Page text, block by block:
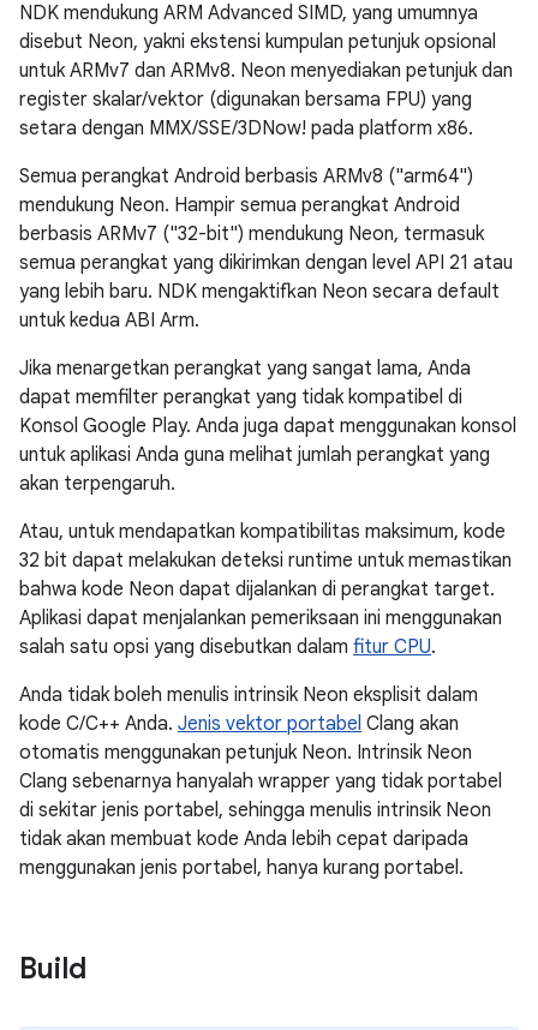
NDK mendukung ARM Advanced SIMD, yang umumnya
disebut Neon, yakni ekstensi kumpulan petunjuk opsional
untuk ARMv7 dan ARMv8. Neon menyediakan petunjuk dan
register skalar/vektor (digunakan bersama FPU) yang
setara dengan MMX/SSE/3DNow! pada platform x86.
Semua perangkat Android berbasis ARMv8 ("arm64")
mendukung Neon. Hampir semua perangkat Android
berbasis ARMv7 ("32-bit") mendukung Neon, termasuk
semua perangkat yang dikirimkan dengan level API 21 atau
yang lebih baru. NDK mengaktifkan Neon secara default
untuk kedua ABI Arm.
Jika menargetkan perangkat yang sangat lama, Anda
dapat memfilter perangkat yang tidak kompatibel di
Konsol Google Play. Anda juga dapat menggunakan konsol
untuk aplikasi Anda guna melihat jumlah perangkat yang
akan terpengaruh.
Atau, untuk mendapatkan kompatibilitas maksimum, kode
32 bit dapat melakukan deteksi runtime untuk memastikan
bahwa kode Neon dapat dijalankan di perangkat target.
Aplikasi dapat menjalankan pemeriksaan ini menggunakan
salah satu opsi yang disebutkan dalam fitur CPU.
Anda tidak boleh menulis intrinsik Neon eksplisit dalam
kode C/C++ Anda. Jenis vektor portabel Clang akan
otomatis menggunakan petunjuk Neon. Intrinsik Neon
Clang sebenarnya hanyalah wrapper yang tidak portabel
di sekitar jenis portabel, sehingga menulis intrinsik Neon
tidak akan membuat kode Anda lebih cepat daripada
menggunakan jenis portabel, hanya kurang portabel.
Build